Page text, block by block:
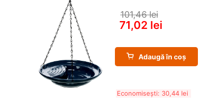
101,46 lei
71,02 lei
Adaugă în coș
Economisești: 30,44 lei